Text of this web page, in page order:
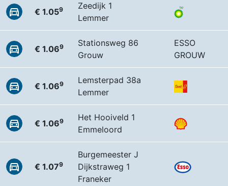
€ 1.059
Zeedijk 1
Lemmer
€ 1.069
Stationsweg 86
Grouw
ESSO
GROUW
€ 1.069
Lemsterpad 38a
Lemmer
€ 1.069
Het Hooiveld 1
Emmeloord
€ 1.079
Burgemeester J
Dijkstraweg 1
Franeker